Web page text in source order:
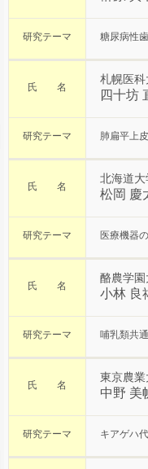
研究テーマ 糖尿病性
氏 名
札幌医
四十坊
研究テーマ 肺扁平上
氏 名
北海道
松岡 慶
研究テーマ 医療機器
氏 名
酪農学
小林 良
研究テーマ 哺乳類共
氏 名
東京農
中野 美
研究テーマ キアゲハ